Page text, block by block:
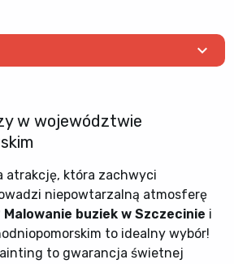
expand_more
w województwie
atrakcję, która zachwyci
niepowtarzalną atmosferę
Malowanie buziek w Szczecinie i
to idealny wybór!
to gwarancja świetnej